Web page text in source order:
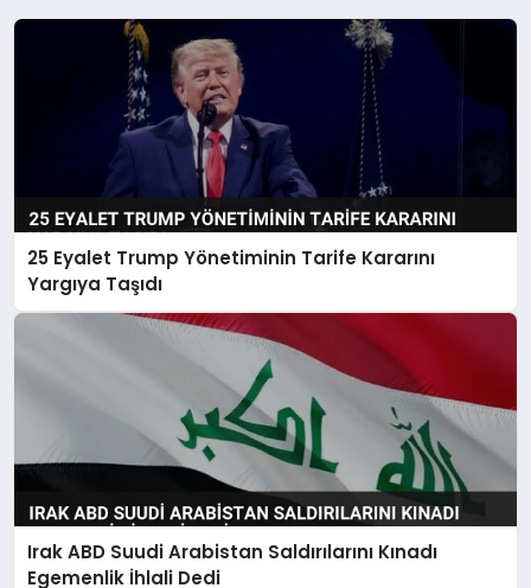
25 Eyalet Trump Yönetiminin Tarife Kararını
Yargıya Taşıdı
Irak ABD Suudi Arabistan Saldırılarını Kınadı
Egemenlik İhlali Dedi